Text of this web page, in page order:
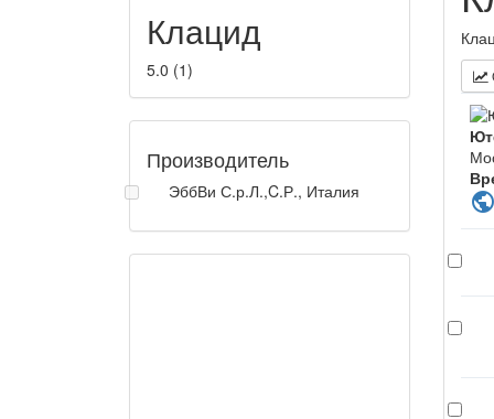
Клацид
5.0 (1)
Производитель
ЭббВи С.р.Л.,C.Р., Италия public